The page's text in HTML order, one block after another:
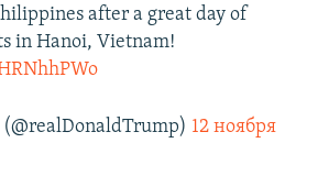
after a great day of
in Hanoi, Vietnam!
12 ноября